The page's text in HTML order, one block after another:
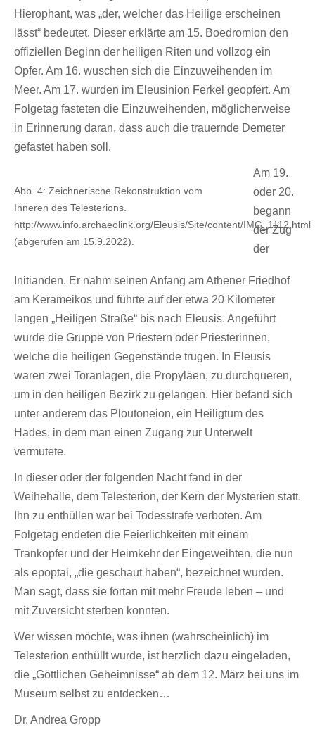
Hierophant, was „der, welcher das Heilige erscheinen
lässt“ bedeutet. Dieser erklärte am 15. Boedromion den
offiziellen Beginn der heiligen Riten und vollzog ein
Opfer. Am 16. wuschen sich die Einzuweihenden im
Meer. Am 17. wurden im Eleusinion Ferkel geopfert. Am
Folgetag fasteten die Einzuweihenden, möglicherweise
in Erinnerung daran, dass auch die trauernde Demeter
gefastet haben soll.
Abb. 4: Zeichnerische Rekonstruktion vom
Inneren des Telesterions.
http://www.info.archaeolink.org/Eleusis/Site/content/IMG_1112.html
(abgerufen am 15.9.2022).
Am 19.
oder 20.
begann
der Zug
der
Initianden. Er nahm seinen Anfang am Athener Friedhof
am Kerameikos und führte auf der etwa 20 Kilometer
langen „Heiligen Straße“ bis nach Eleusis. Angeführt
wurde die Gruppe von Priestern oder Priesterinnen,
welche die heiligen Gegenstände trugen. In Eleusis
waren zwei Toranlagen, die Propyläen, zu durchqueren,
um in den heiligen Bezirk zu gelangen. Hier befand sich
unter anderem das Ploutoneion, ein Heiligtum des
Hades, in dem man einen Zugang zur Unterwelt
vermutete.
In dieser oder der folgenden Nacht fand in der
Weihehalle, dem Telesterion, der Kern der Mysterien statt.
Ihn zu enthüllen war bei Todesstrafe verboten. Am
Folgetag endeten die Feierlichkeiten mit einem
Trankopfer und der Heimkehr der Eingeweihten, die nun
als epoptai, „die geschaut haben“, bezeichnet wurden.
Man sagt, dass sie fortan mit mehr Freude leben – und
mit Zuversicht sterben konnten.
Wer wissen möchte, was ihnen (wahrscheinlich) im
Telesterion enthüllt wurde, ist herzlich dazu eingeladen,
die „Göttlichen Geheimnisse“ ab dem 12. März bei uns im
Museum selbst zu entdecken…
Dr. Andrea Gropp